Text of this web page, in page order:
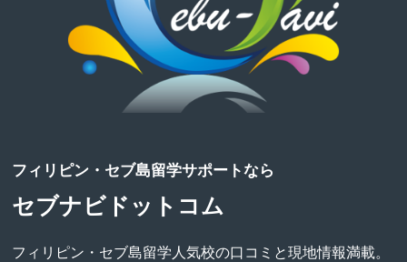
フィリピン・セブ島留学サポートなら
セブナビドットコム
フィリピン・セブ島留学人気校の口コミと現地情報満載。